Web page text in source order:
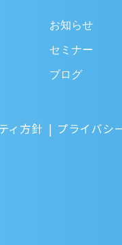
お知らせ
セミナー
ブログ
ィ方針 プライバシ